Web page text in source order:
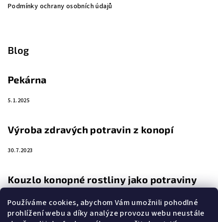
Používáme cookies, abychom Vám umožnili pohodlné
prohlížení webu a díky analýze provozu webu neustále
Podmínky ochrany osobních údajů
Blog
Pekárna
5.1.2025
Výroba zdravých potravin z konopí
30.7.2023
Kouzlo konopné rostliny jako potraviny
4.4.2023